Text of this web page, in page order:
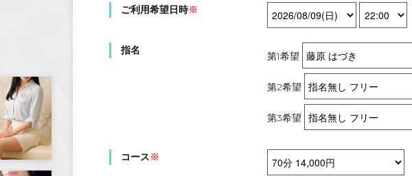
ご利用希望日時※
指名 第1希望
第2希望
第3希望
コース※